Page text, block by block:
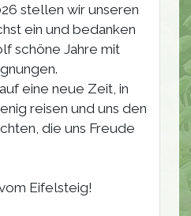
stellen wir unseren
ein und bedanken
schöne Jahre mit
eine neue Zeit, in
reisen und uns den
die uns Freude
Eifelsteig!